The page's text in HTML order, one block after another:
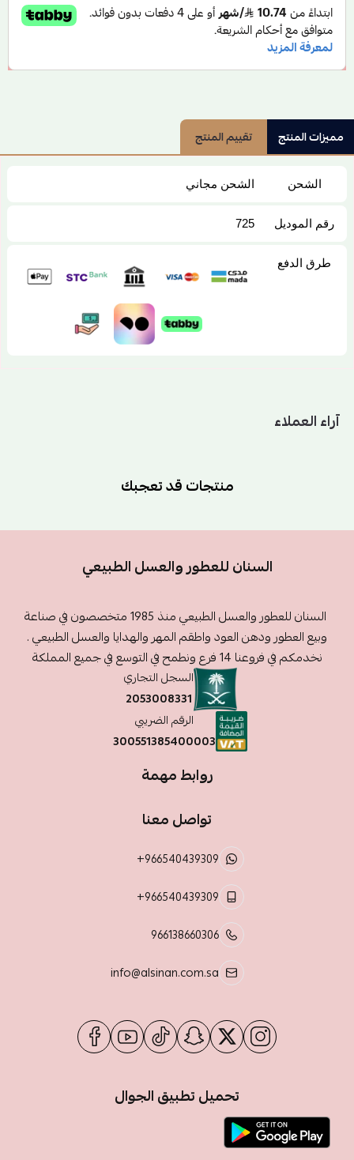
مميزات المنتج تقييم المنتج
الشحن الشحن مجاني
رقم الموديل 725
طرق الدفع
آراء العملاء
منتجات قد تعجبك
السنان للعطور والعسل الطبيعي
السنان للعطور والعسل الطبيعي منذ 1985 متخصصون في صناعة
وبيع العطور ودهن العود واطقم المهر والهدايا والعسل الطبيعي .
نخدمكم في فروعنا 14 فرع ونطمح في التوسع في جميع المملكة
السجل التجاري
2053008331
الرقم الضريبي
300551385400003
روابط مهمة
تواصل معنا
+966540439309
+966540439309
966138660306
info@alsinan.com.sa
تحميل تطبيق الجوال